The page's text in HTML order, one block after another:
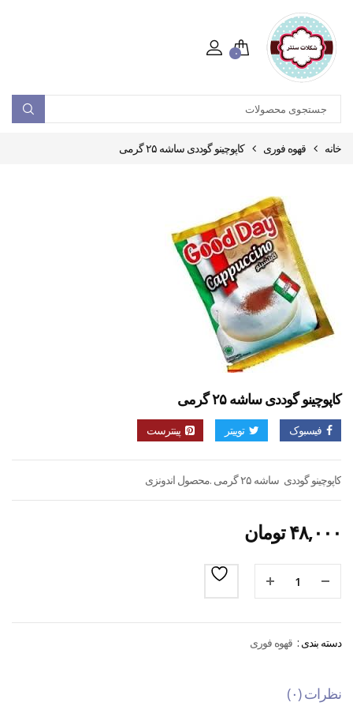
۰
خانه قهوه فوری کاپوچینو گوددی ساشه ۲۵ گرمی
کاپوچینو گوددی ساشه ۲۵ گرمی
فیسبوک توییتر پینترست
کاپوچینو گوددی ساشه ۲۵ گرمی .محصول اندونزی
۴۸,۰۰۰تومان
دسته بندی : قهوه فوری
نظرات (۰)